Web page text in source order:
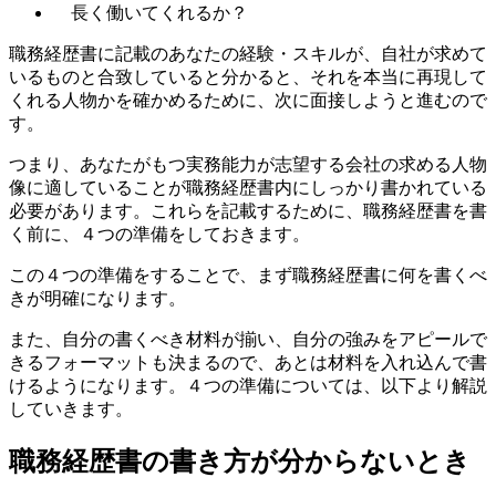
長く働いてくれるか？
職務経歴書に記載のあなたの経験・スキルが、自社が求めて
いるものと合致していると分かると、それを本当に再現して
くれる人物かを確かめるために、次に面接しようと進むので
す。
つまり、あなたがもつ実務能力が志望する会社の求める人物
像に適していることが職務経歴書内にしっかり書かれている
必要があります。これらを記載するために、職務経歴書を書
く前に、４つの準備をしておきます。
この４つの準備をすることで、まず職務経歴書に何を書くべ
きが明確になります。
また、自分の書くべき材料が揃い、自分の強みをアピールで
きるフォーマットも決まるので、あとは材料を入れ込んで書
けるようになります。４つの準備については、以下より解説
していきます。
職務経歴書の書き方が分からないとき